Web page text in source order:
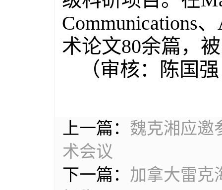
Communications
术论文80余篇，
（审核：陈国
上一篇： 魏克湘应邀
术会议
下一篇： 加拿大雷克